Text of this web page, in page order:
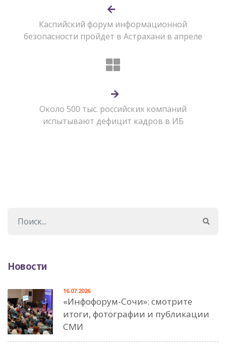
Каспийский форум информационной
безопасности пройдет в Астрахани в апреле
Около 500 тыс. российских компаний
испытывают дефицит кадров в ИБ
Новости
«Инфофорум-Сочи»: смотрите
итоги, фотографии и публикации
СМИ
16.07.2026